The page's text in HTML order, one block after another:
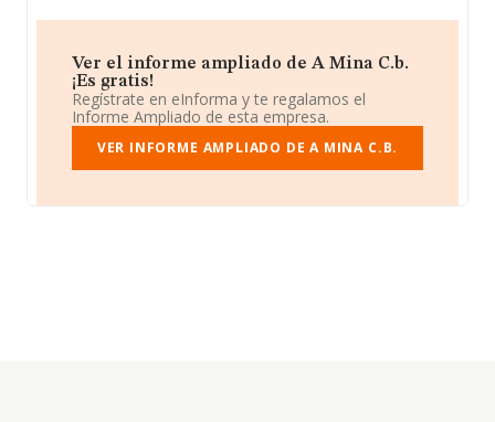
Ver el informe ampliado de A Mina C.b.
¡Es gratis!
Regístrate en eInforma y te regalamos el
Informe Ampliado de esta empresa.
VER INFORME AMPLIADO DE A MINA C.B.